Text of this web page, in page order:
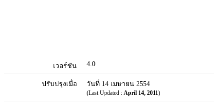
เวอร์ชัน 4.0
ปรับปรุงเมื่อ วันที่ 14 เมษายน 2554
(Last Updated : April 14, 2011)